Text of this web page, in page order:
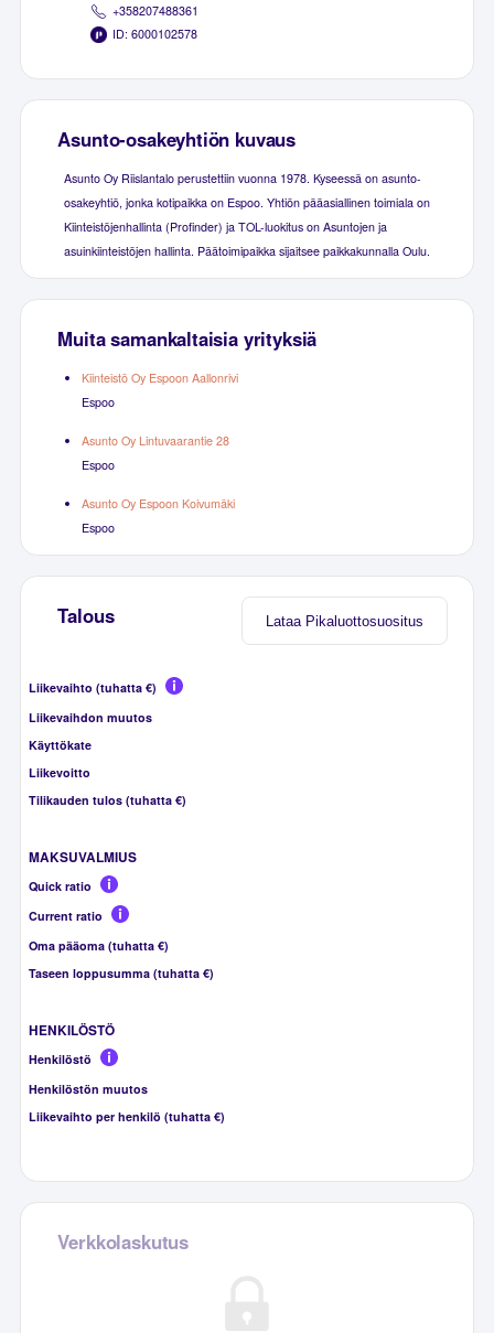
+358207488361
ID: 6000102578
Asunto-osakeyhtiön kuvaus
Asunto Oy Riislantalo perustettiin vuonna 1978. Kyseessä on asunto-
osakeyhtiö, jonka kotipaikka on Espoo. Yhtiön pääasiallinen toimiala on
Kiinteistöjenhallinta (Profinder) ja TOL-luokitus on Asuntojen ja
asuinkiinteistöjen hallinta. Päätoimipaikka sijaitsee paikkakunnalla Oulu.
Muita samankaltaisia yrityksiä
Kiinteistö Oy Espoon Aallonrivi
Espoo
Asunto Oy Lintuvaarantie 28
Espoo
Asunto Oy Espoon Koivumäki
Espoo
Lataa Pikaluottosuositus
Talous
Liikevaihto (tuhatta €)
Liikevaihdon muutos
Käyttökate
Liikevoitto
Tilikauden tulos (tuhatta €)
MAKSUVALMIUS
Quick ratio
Current ratio
Oma pääoma (tuhatta €)
Taseen loppusumma (tuhatta €)
HENKILÖSTÖ
Henkilöstö
Henkilöstön muutos
Liikevaihto per henkilö (tuhatta €)
Verkkolaskutus